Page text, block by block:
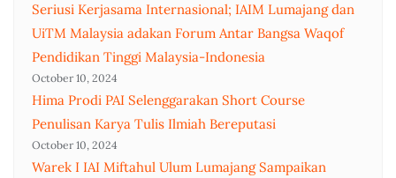
Seriusi Kerjasama Internasional; IAIM Lumajang dan
UiTM Malaysia adakan Forum Antar Bangsa Waqof
Pendidikan Tinggi Malaysia-Indonesia
October 10, 2024
Hima Prodi PAI Selenggarakan Short Course
Penulisan Karya Tulis Ilmiah Bereputasi
October 10, 2024
Warek I IAI Miftahul Ulum Lumajang Sampaikan